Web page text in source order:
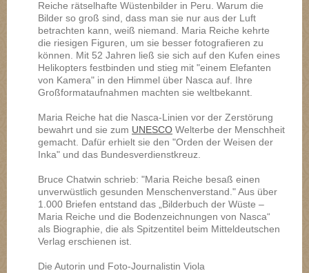
Reiche rätselhafte Wüstenbilder in Peru. Warum die
Bilder so groß sind, dass man sie nur aus der Luft
betrachten kann, weiß niemand. Maria Reiche kehrte
die riesigen Figuren, um sie besser fotografieren zu
können. Mit 52 Jahren ließ sie sich auf den Kufen eines
Helikopters festbinden und stieg mit "einem Elefanten
von Kamera" in den Himmel über Nasca auf. Ihre
Großformataufnahmen machten sie weltbekannt.
Maria Reiche hat die Nasca-Linien vor der Zerstörung
bewahrt und sie zum UNESCO Welterbe der Menschheit
gemacht. Dafür erhielt sie den "Orden der Weisen der
Inka" und das Bundesverdienstkreuz.
Bruce Chatwin schrieb: "Maria Reiche besaß einen
unverwüstlich gesunden Menschenverstand." Aus über
1.000 Briefen entstand das „Bilderbuch der Wüste –
Maria Reiche und die Bodenzeichnungen von Nasca“
als Biographie, die als Spitzentitel beim Mitteldeutschen
Verlag erschienen ist.
Die Autorin und Foto-Journalistin Viola